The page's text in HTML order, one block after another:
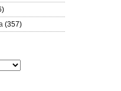
(357)